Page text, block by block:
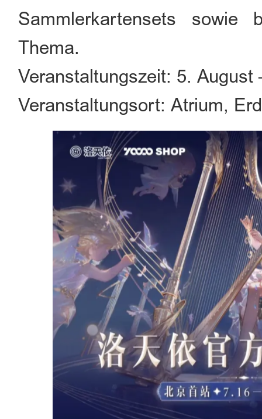
Sammlerkartensets sowie
Thema.
Veranstaltungszeit: 5. August
Veranstaltungsort: Atrium,